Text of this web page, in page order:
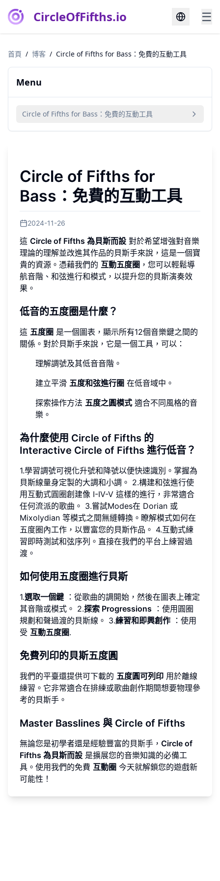
CircleOfFifths.io ☰
首頁 / 博客 / Circle of Fifths for Bass：免費的互動工具
Menu
Circle of Fifths for Bass：免費的互動工具
Circle of Fifths for
Bass：免費的互動工具
2024-11-26
這 Circle of Fifths 為貝斯而設 對於希望增強對音樂
理論的理解並改進其作品的貝斯手來說，這是一個寶
貴的資源。憑藉我們的 互動五度圈 ，您可以輕鬆導
航音階、和弦進行和模式，以提升您的貝斯演奏效
果。
低音的五度圈是什麼？
這 五度圈 是一個圖表，顯示所有12個音樂鍵之間的
關係。對於貝斯手來說，它是一個工具，可以：
理解調號及其低音音階。
建立平滑 五度和弦進行圈 在低音域中。
探索操作方法 五度之圓模式 適合不同風格的音
樂。
為什麼使用 Circle of Fifths 的
Interactive Circle of Fifths 進行低音？
1.學習調號可視化升號和降號以便快速識別。掌握為
貝斯線量身定製的大調和小調。 2.構建和弦進行使
用互動式圓圈創建像 I-IV-V 這樣的進行，非常適合
任何流派的歌曲。 3.嘗試Modes在 Dorian 或
Mixolydian 等模式之間無縫轉換。瞭解模式如何在
五度圈內工作，以豐富您的貝斯作品。 4.互動式練
習即時測試和弦序列。直接在我們的平台上練習過
渡。
如何使用五度圈進行貝斯
1.選取一個鍵 ：從歌曲的調開始，然後在圖表上確定
其音階或模式。 2.探索 Progressions ：使用圓圈
規劃和聲過渡的貝斯線。 3.練習和即興創作 ：使用
受 互動五度圈.
免費列印的貝斯五度圓
我們的平臺還提供可下載的 五度圓可列印 用於離線
練習。它非常適合在排練或歌曲創作期間想要物理參
考的貝斯手。
Master Basslines 與 Circle of Fifths
無論您是初學者還是經驗豐富的貝斯手， Circle of
Fifths 為貝斯而設 是擴展您的音樂知識的必備工
具。使用我們的免費 互動圈 今天就解鎖您的遊戲新
可能性！